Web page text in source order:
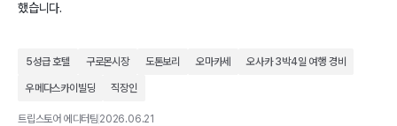
했습니다.
5성급 호텔 구로몬시장 도톤보리 오마카세 오사카 3박4일 여행 경비
우메다스카이빌딩 직장인
트립스토어 에디터팀 2026.06.21